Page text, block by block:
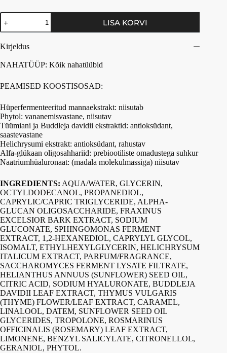
LISA KORVI
Kirjeldus
NAHATÜÜP: Kõik nahatüübid
PEAMISED KOOSTISOSAD:
Hüperfermenteeritud mannaekstrakt: niisutab
Phytol: vananemisvastane, niisutav
Tüümiani ja Buddleja davidii ekstraktid: antioksüdant,
saastevastane
Helichrysumi ekstrakt: antioksüdant, rahustav
Alfa-glükaan oligosahhariid: prebiootiliste omadustega suhkur
Naatriumhüaluronaat: (madala molekulmassiga) niisutav
INGREDIENTS: AQUA/WATER, GLYCERIN,
OCTYLDODECANOL, PROPANEDIOL,
CAPRYLIC/CAPRIC TRIGLYCERIDE, ALPHA-
GLUCAN OLIGOSACCHARIDE, FRAXINUS
EXCELSIOR BARK EXTRACT, SODIUM
GLUCONATE, SPHINGOMONAS FERMENT
EXTRACT, 1,2-HEXANEDIOL, CAPRYLYL GLYCOL,
ISOMALT, ETHYLHEXYLGLYCERIN, HELICHRYSUM
ITALICUM EXTRACT, PARFUM/FRAGRANCE,
SACCHAROMYCES FERMENT LYSATE FILTRATE,
HELIANTHUS ANNUUS (SUNFLOWER) SEED OIL,
CITRIC ACID, SODIUM HYALURONATE, BUDDLEJA
DAVIDII LEAF EXTRACT, THYMUS VULGARIS
(THYME) FLOWER/LEAF EXTRACT, CARAMEL,
LINALOOL, DATEM, SUNFLOWER SEED OIL
GLYCERIDES, TROPOLONE, ROSMARINUS
OFFICINALIS (ROSEMARY) LEAF EXTRACT,
LIMONENE, BENZYL SALICYLATE, CITRONELLOL,
GERANIOL, PHYTOL.